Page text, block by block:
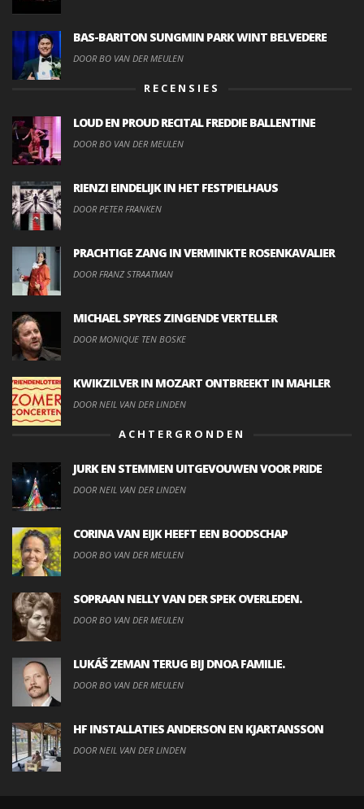
BAS-BARITON SUNGMIN PARK WINT BELVEDERE
DOOR BO VAN DER MEULEN
RECENSIES
LOUD EN PROUD RECITAL FREDDIE BALLENTINE
DOOR BO VAN DER MEULEN
RIENZI EINDELIJK IN HET FESTPIELHAUS
DOOR PETER FRANKEN
PRACHTIGE ZANG IN VERMINKTE ROSENKAVALIER
DOOR FRANZ STRAATMAN
MICHAEL SPYRES ZINGENDE VERTELLER
DOOR MONIQUE TEN BOSKE
KWIKZILVER IN MOZART ONTBREEKT IN MAHLER
DOOR NEIL VAN DER LINDEN
ACHTERGRONDEN
JURK EN STEMMEN UITGEVOUWEN VOOR PRIDE
DOOR NEIL VAN DER LINDEN
CORINA VAN EIJK HEEFT EEN BOODSCHAP
DOOR BO VAN DER MEULEN
SOPRAAN NELLY VAN DER SPEK OVERLEDEN.
DOOR BO VAN DER MEULEN
LUKÁŠ ZEMAN TERUG BIJ DNOA FAMILIE.
DOOR BO VAN DER MEULEN
HF INSTALLATIES ANDERSON EN KJARTANSSON
DOOR NEIL VAN DER LINDEN